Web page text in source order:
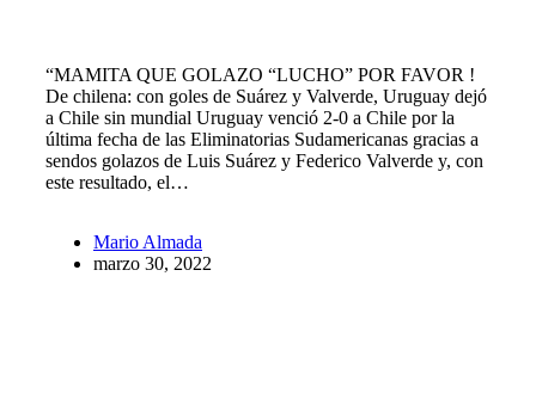
“MAMITA QUE GOLAZO “LUCHO” POR FAVOR !
De chilena: con goles de Suárez y Valverde, Uruguay dejó
a Chile sin mundial Uruguay venció 2-0 a Chile por la
última fecha de las Eliminatorias Sudamericanas gracias a
sendos golazos de Luis Suárez y Federico Valverde y, con
este resultado, el…
Mario Almada
marzo 30, 2022